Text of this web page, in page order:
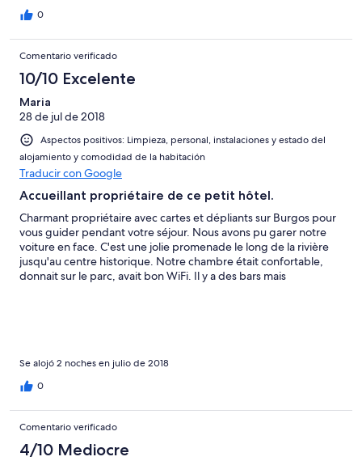
0
Comentario verificado
10/10 Excelente
Maria
28 de jul de 2018
Aspectos positivos: Limpieza, personal, instalaciones y estado del
alojamiento y comodidad de la habitación
Traducir con Google
Accueillant propriétaire de ce petit hôtel.
Charmant propriétaire avec cartes et dépliants sur Burgos pour
vous guider pendant votre séjour. Nous avons pu garer notre
voiture en face. C'est une jolie promenade le long de la rivière
jusqu'au centre historique. Notre chambre était confortable,
donnait sur le parc, avait bon WiFi. Il y a des bars mais
Se alojó 2 noches en julio de 2018
0
Comentario verificado
4/10 Mediocre